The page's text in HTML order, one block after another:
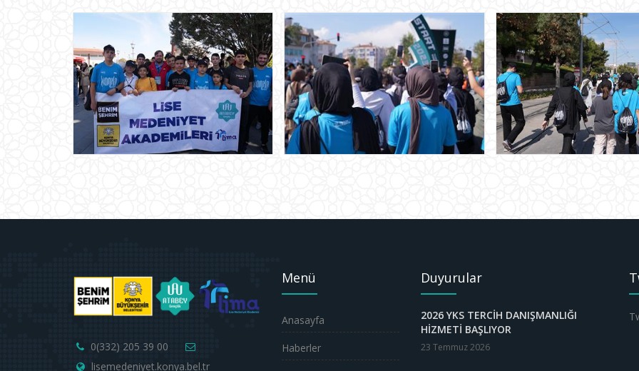
0(332) 205 39 00
lisemedeniyet.konya.bel.tr
Menü
Anasayfa
Haberler
Duyurular
2026 YKS TERCİH DANIŞMANLIĞI
HİZMETİ BAŞLIYOR
23 Temmuz 2026